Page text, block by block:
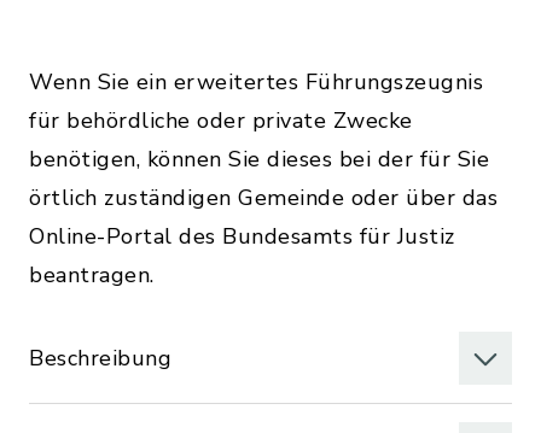
Wenn Sie ein erweitertes Führungszeugnis
für behördliche oder private Zwecke
benötigen, können Sie dieses bei der für Sie
örtlich zuständigen Gemeinde oder über das
Online-Portal des Bundesamts für Justiz
beantragen.
Beschreibung